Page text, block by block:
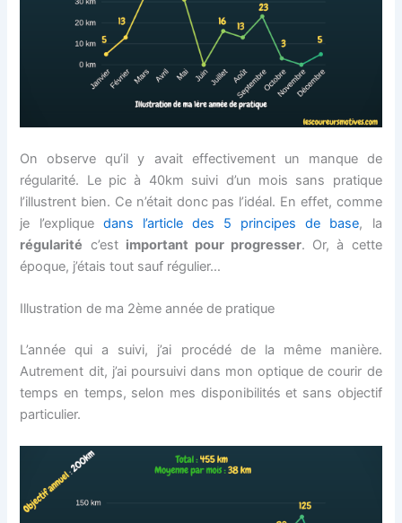
On observe qu’il y avait effectivement un manque de
régularité. Le pic à 40km suivi d’un mois sans pratique
l’illustrent bien. Ce n’était donc pas l’idéal. En effet, comme
je l’explique dans l’article des 5 principes de base, la
régularité c’est important pour progresser. Or, à cette
époque, j’étais tout sauf régulier…
Illustration de ma 2ème année de pratique
L’année qui a suivi, j’ai procédé de la même manière.
Autrement dit, j’ai poursuivi dans mon optique de courir de
temps en temps, selon mes disponibilités et sans objectif
particulier.